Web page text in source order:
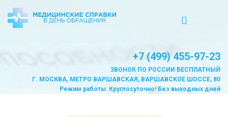
+7 (499) 455-97-23
ЗВОНОК ПО РОССИИ БЕСПЛАТНЫЙ
Г. МОСКВА, МЕТРО ВАРШАВСКАЯ, ВАРШАВСКОЕ ШОССЕ, 80
Режим работы: Круглосуточно! Без выходных дней